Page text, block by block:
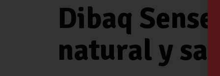
Dibaq
natural y